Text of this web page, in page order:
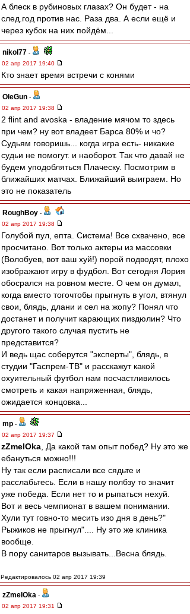
А блеск в рубиновых глазах? Он будет - на
след.год против нас. Раза два. А если ещё и
через кубок на них пойдём...
nikol77 -
02 апр 2017 19:40
Кто знает время встречи с конями
OleGun -
02 апр 2017 19:38
2 flint and avoska - владение мячом то здесь
при чем? ну вот владеет Барса 80% и чо?
Судьям говоришь... когда игра есть- никакие
судьи не помогут. и наоборот. Так что давай не
будем уподобляться Плаческу. Посмотрим в
ближайших матчах. Ближайший выиграем. Но
это не показатель
RoughBoy -
02 апр 2017 19:38
Голубой пул, епта. Система! Все схвачено, все
просчитано. Вот только актеры из массовки
(Волобуев, вот ваш хуй!) порой подводят, плохо
изображают игру в фудбол. Вот сегодня Лория
обосрался на ровном месте. О чем он думал,
когда вместо тогочтобы прыгнуть в угол, втянул
свои, блядь, длани и сел на жопу? Понял что
достанет и получит карающих пиздюлин? Что
другого такого случая пустить не
представится?
И ведь щас соберутся "эксперты", блядь, в
студии "Гаспрем-ТВ" и расскажут какой
охуительный футбол нам посчастливилось
смотреть и какая напряженная, блядь,
ожидается концовка...
mp -
02 апр 2017 19:37
zZmeIOka , Да какой там опыт побед? Ну это же
ебануться можно!!!
Ну так если расписали все сядьте и
расслабьтесь. Если в нашу полбзу то значит
уже победа. Если нет то и рыпаться нехуй.
Вот и весь чемпионат в вашем понимании.
Хули тут говно-то месить изо дня в день?"
Рыжиков не прыгнул".... Ну это же клиника
вообще.
В пору санитаров вызывать...Весна блядь.
Редактировалось 02 апр 2017 19:39
zZmeIOka -
02 апр 2017 19:31